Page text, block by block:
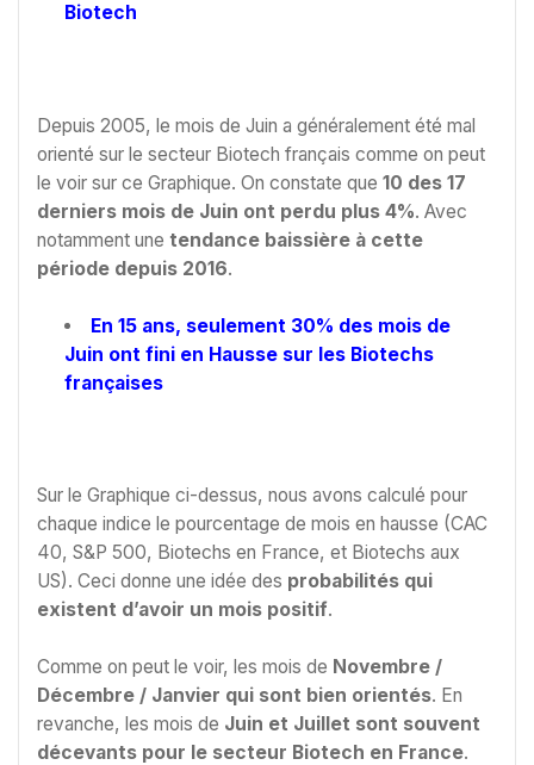
Biotech
Depuis 2005, le mois de Juin a généralement été mal
orienté sur le secteur Biotech français comme on peut
le voir sur ce Graphique. On constate que 10 des 17
derniers mois de Juin ont perdu plus 4%. Avec
notamment une tendance baissière à cette
période depuis 2016.
En 15 ans, seulement 30% des mois de
Juin ont fini en Hausse sur les Biotechs
françaises
Sur le Graphique ci-dessus, nous avons calculé pour
chaque indice le pourcentage de mois en hausse (CAC
40, S&P 500, Biotechs en France, et Biotechs aux
US). Ceci donne une idée des probabilités qui
existent d’avoir un mois positif.
Comme on peut le voir, les mois de Novembre /
Décembre / Janvier qui sont bien orientés. En
revanche, les mois de Juin et Juillet sont souvent
décevants pour le secteur Biotech en France.